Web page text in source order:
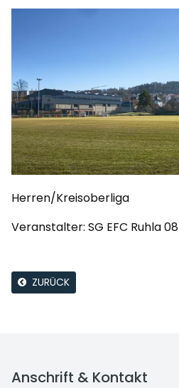
Herren/Kreisoberliga
Veranstalter: SG EFC Ruhla 08
ZURÜCK
Anschrift & Kontakt